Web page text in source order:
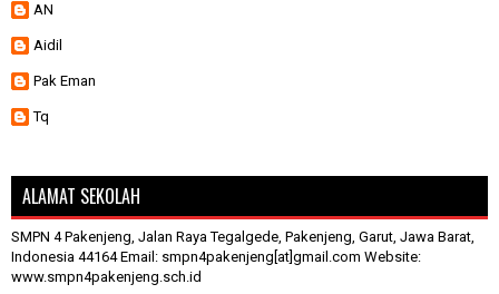
AN
Aidil
Pak Eman
Tq
ALAMAT SEKOLAH
SMPN 4 Pakenjeng, Jalan Raya Tegalgede, Pakenjeng, Garut, Jawa Barat,
Indonesia 44164 Email: smpn4pakenjeng[at]gmail.com Website:
www.smpn4pakenjeng.sch.id